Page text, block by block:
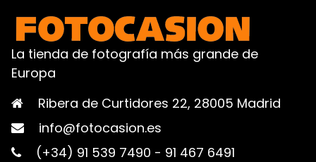
La tienda de fotografía más grande de
Europa
Ribera de Curtidores 22, 28005 Madrid
info@fotocasion.es
(+34) 91 539 7490 - 91 467 6491